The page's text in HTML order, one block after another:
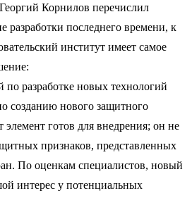
Корнилов перечислил
разработки последнего времени, к
институт имеет самое
по разработке новых технологий
созданию нового защитного
элемент готов для внедрения; он не
признаков, представленных
По оценкам специалистов, новый
интерес у потенциальных